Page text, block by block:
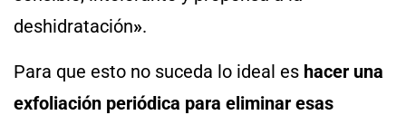
deshidratación».
Para que esto no suceda lo ideal es hacer una
exfoliación periódica para eliminar esas